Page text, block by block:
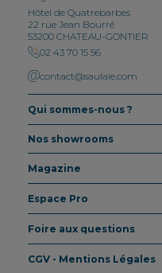
Hôtel de Quatrebarbes
22 rue Jean Bourré
53200 CHATEAU-GONTIER
02 43 70 15 56
contact@saulaie.com
Qui sommes-nous ?
Nos showrooms
Magazine
Espace Pro
Foire aux questions
CGV - Mentions Légales